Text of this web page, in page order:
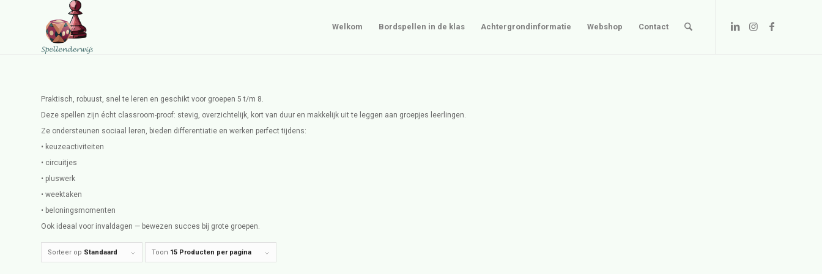
Welkom Bordspellen in de klas Achtergrondinformatie Webshop Contact
Praktisch, robuust, snel te leren en geschikt voor groepen 5 t/m 8.
Deze spellen zijn écht classroom-proof: stevig, overzichtelijk, kort van duur en makkelijk uit te leggen aan groepjes leerlingen.
Ze ondersteunen sociaal leren, bieden differentiatie en werken perfect tijdens:
• keuzeactiviteiten
• circuitjes
• pluswerk
• weektaken
• beloningsmomenten
Ook ideaal voor invaldagen — bewezen succes bij grote groepen.
Sorteer op Standaard Toon 15 Producten per pagina